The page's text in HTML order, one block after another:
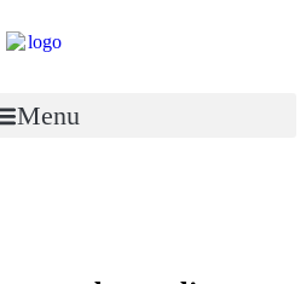
Menu